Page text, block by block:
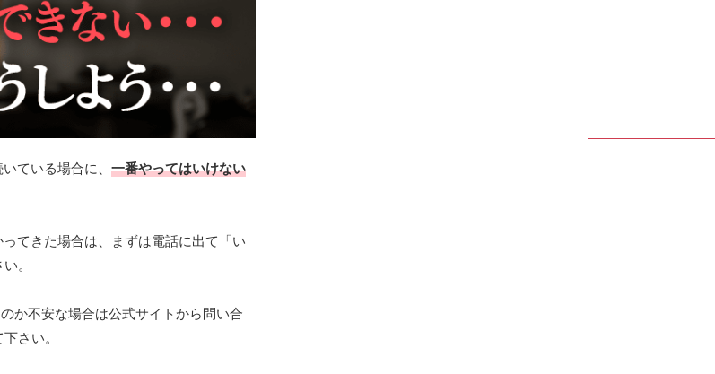
ている場合に、 一番やってはいけない
てきた場合は、まずは電話に出て「い
。
か不安な場合は公式サイトから問い合
さい。